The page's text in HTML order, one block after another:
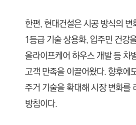
한편, 현대건설은 시공 방식의
1등급 기술 상용화, 입주민 건강
올라이프케어 하우스 개발 등 차
고객 만족을 이끌어왔다. 향후에
주거 기술을 확대해 시장 변화를
방침이다.